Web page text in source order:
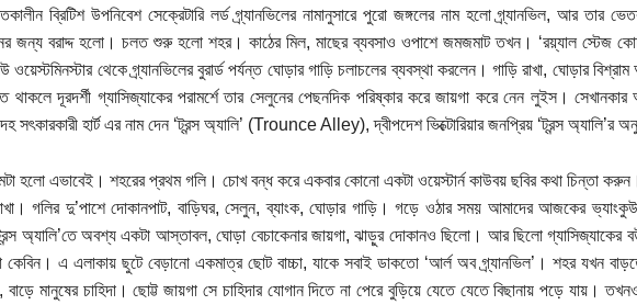
ব্রিটিশ উপনিবেশ সেক্রেটারি লর্ড গ্র্যানভিলের নামানুসারে পুরো জঙ্গলের নাম হলো গ্র্যানভিল, আর তার
জন্য বরাদ্দ হলো। চলত শুরু হলো শহর। কাঠের মিল, মাছের ব্যবসাও ওপাশে জমজমাট তখন। ‘রয়্যাল স্টেজ
থেকে গ্র্যানভিলের বুরার্ড পর্যন্ত ঘোড়ার গাড়ি চলাচলের ব্যবস্থা করলেন। গাড়ি রাখা, ঘোড়ার
দূরদর্শী গ্যাসিজ্যাকের পরামর্শে তার সেলুনের পেছনদিক পরিষ্কার করে জায়গা করে নেন লুইস।
সৎকারকারী হার্ট এর নাম দেন ‘ট্রন্স অ্যালি’ (Trounce Alley), দ্বীপদেশ ভিক্টোরিয়ার জনপ্রিয় ‘ট্রন্স অ্যালি’র
হলো এভাবেই। শহরের প্রথম গলি। চোখ বন্ধ করে একবার কোনো একটা ওয়েস্টার্ন কাউবয় ছবির কথা চিন্তা
গলির দু’পাশে দোকানপাট, বাড়িঘর, সেলুন, ব্যাংক, ঘোড়ার গাড়ি। গড়ে ওঠার সময় আমাদের আজকের
অ্যালি’তে অবশ্য একটা আস্তাবল, ঘোড়া বেচাকেনার জায়গা, ঝাড়ুর দোকানও ছিলো। আর ছিলো
কেবিন। এ এলাকায় ছুটে বেড়ানো একমাত্র ছোট বাচ্চা, যাকে সবাই ডাকতো ‘আর্ল অব গ্র্যানভিল’। শহর যখন
মানুষের চাহিদা। ছোট্ট জায়গা সে চাহিদার যোগান দিতে না পেরে বুড়িয়ে যেতে যেতে বিছানায় পড়ে যায়।